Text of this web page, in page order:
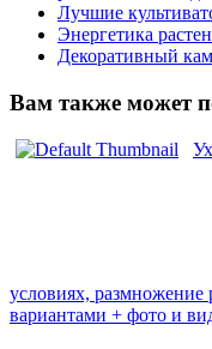
Лучшие
Энергетика
Декоративный
Вам также может
условиях, размножение
вариантами + фото и